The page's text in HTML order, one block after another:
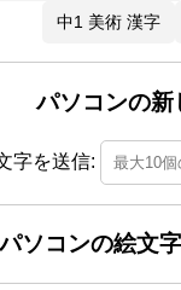
中1 美術 漢字
パソコンの
字を送信:
ソコンの絵文